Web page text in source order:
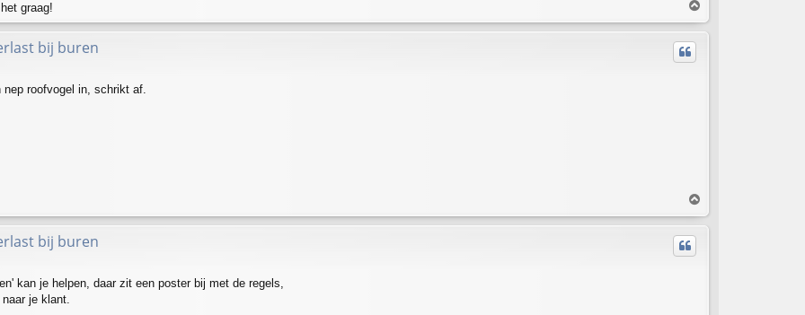
graag!
o
p
bij buren
nep roofvogel in, schrikt af.
o
p
bij buren
kan je helpen, daar zit een poster bij met de regels,
je klant.